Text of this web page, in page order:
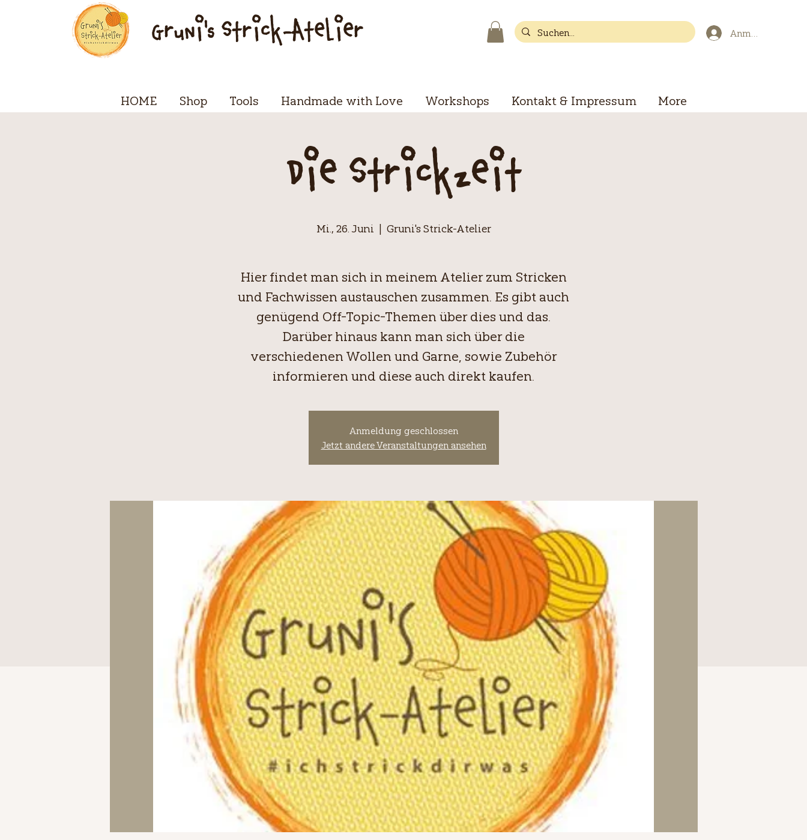
Gruni's Strick-Atelier Anmelden
HOME Shop Tools Handmade with Love Workshops Kontakt & Impressum More
Die Strickzeit
Mi., 26. Juni
  |
Gruni's Strick-Atelier
Hier findet man sich in meinem Atelier zum Stricken
und Fachwissen austauschen zusammen. Es gibt auch
genügend Off-Topic-Themen über dies und das.
Darüber hinaus kann man sich über die
verschiedenen Wollen und Garne, sowie Zubehör
Anmeldung geschlossen
Jetzt andere Veranstaltungen ansehen